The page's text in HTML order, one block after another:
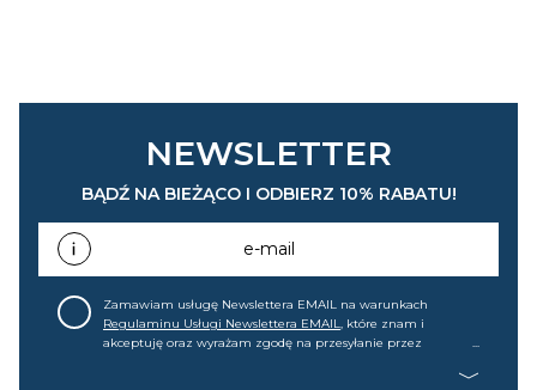
NEWSLETTER
BĄDŹ NA BIEŻĄCO I ODBIERZ 10% RABATU!
e-mail
Zamawiam usługę Newslettera EMAIL na warunkach
Regulaminu Usługi Newslettera EMAIL, które znam i
akceptuję oraz wyrażam zgodę na przesyłanie przez